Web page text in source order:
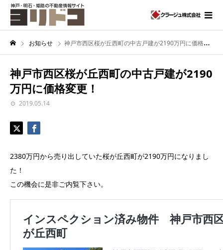
お知らせ 神戸市西区桜が丘西町の中古戸建が2190万円に価格変更！
神戸市西区桜が丘西町の中古戸建が2190
万円に価格変更！
2019.05.14
2380万円から売り出していた桜が丘西町が2190万円になりまし
た！
この機会に是非ご内覧下さい。